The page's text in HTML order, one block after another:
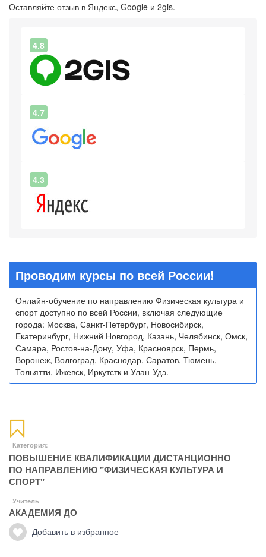
Оставляйте отзыв в Яндекс, Google и 2gis.
4.8
4.7
4.3
Проводим курсы по всей России!
Онлайн-обучение по направлению Физическая культура и
спорт доступно по всей России, включая следующие
города: Москва, Санкт-Петербург, Новосибирск,
Екатеринбург, Нижний Новгород, Казань, Челябинск, Омск,
Самара, Ростов-на-Дону, Уфа, Красноярск, Пермь,
Воронеж, Волгоград, Краснодар, Саратов, Тюмень,
Тольятти, Ижевск, Иркутстк и Улан-Удэ.
Категория:
ПОВЫШЕНИЕ КВАЛИФИКАЦИИ ДИСТАНЦИОННО
ПО НАПРАВЛЕНИЮ "ФИЗИЧЕСКАЯ КУЛЬТУРА И
СПОРТ"
Учитель
АКАДЕМИЯ ДО
Добавить в избранное